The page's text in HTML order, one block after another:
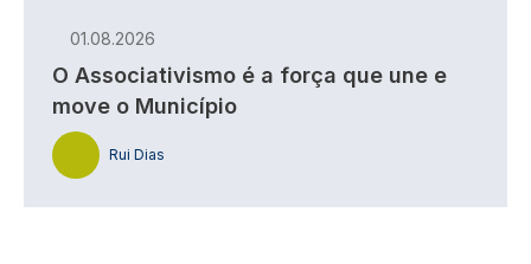
01.08.2026
O Associativismo é a força que une e
move o Município
Rui Dias